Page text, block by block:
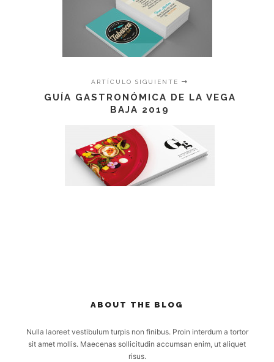
ARTÍCULO SIGUIENTE
GUÍA GASTRONÓMICA DE LA VEGA
BAJA 2019
ABOUT THE BLOG
Nulla laoreet vestibulum turpis non finibus. Proin interdum a tortor
sit amet mollis. Maecenas sollicitudin accumsan enim, ut aliquet
risus.